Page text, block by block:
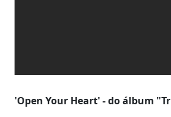
'Open Your Heart' - do álbum